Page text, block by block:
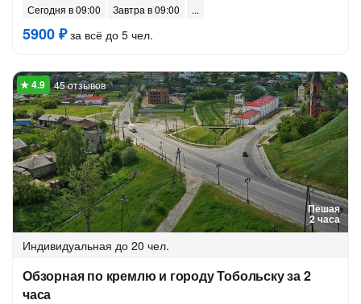
Сегодня в 09:00 Завтра в 09:00
5900 ₽за всё до 5 чел.
Пешая
2 часа
45 отзывов
Индивидуальная до 20 чел.
Обзорная по кремлю и городу Тобольску за 2
часа